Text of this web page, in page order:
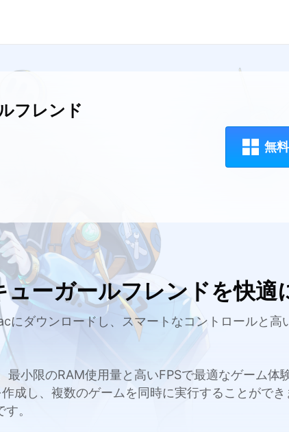
フレンド
無
ーガールフレンドを快適
ダウンロードし、スマートなコントロールと高
小限のRAM使用量と高いFPSで最適なゲーム体
成し、複数のゲームを同時に実行することがで
。